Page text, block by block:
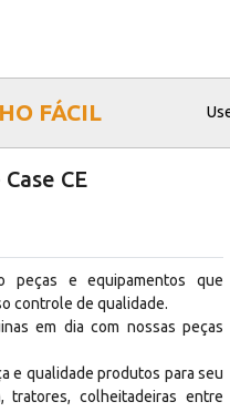
FÁCIL
CE
peças e equipamentos que
controle de qualidade.
em dia com nossas peças
e qualidade produtos para seu
tratores, colheitadeiras entre